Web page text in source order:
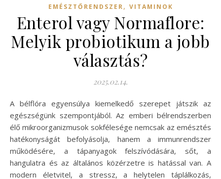
EMÉSZTŐRENDSZER, VITAMINOK
Enterol vagy Normaflore:
Melyik probiotikum a jobb
választás?
2025.02.14.
A bélflóra egyensúlya kiemelkedő szerepet játszik az
egészségünk szempontjából. Az emberi bélrendszerben
élő mikroorganizmusok sokfélesége nemcsak az emésztés
hatékonyságát befolyásolja, hanem a immunrendszer
működésére, a tápanyagok felszívódására, sőt, a
hangulatra és az általános közérzetre is hatással van. A
modern életvitel, a stressz, a helytelen táplálkozás,